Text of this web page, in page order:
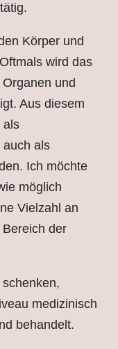
Körper und
wird das
und
Aus diesem
als
auch als
Ich möchte
möglich
Vielzahl an
der
medizinisch
behandelt.